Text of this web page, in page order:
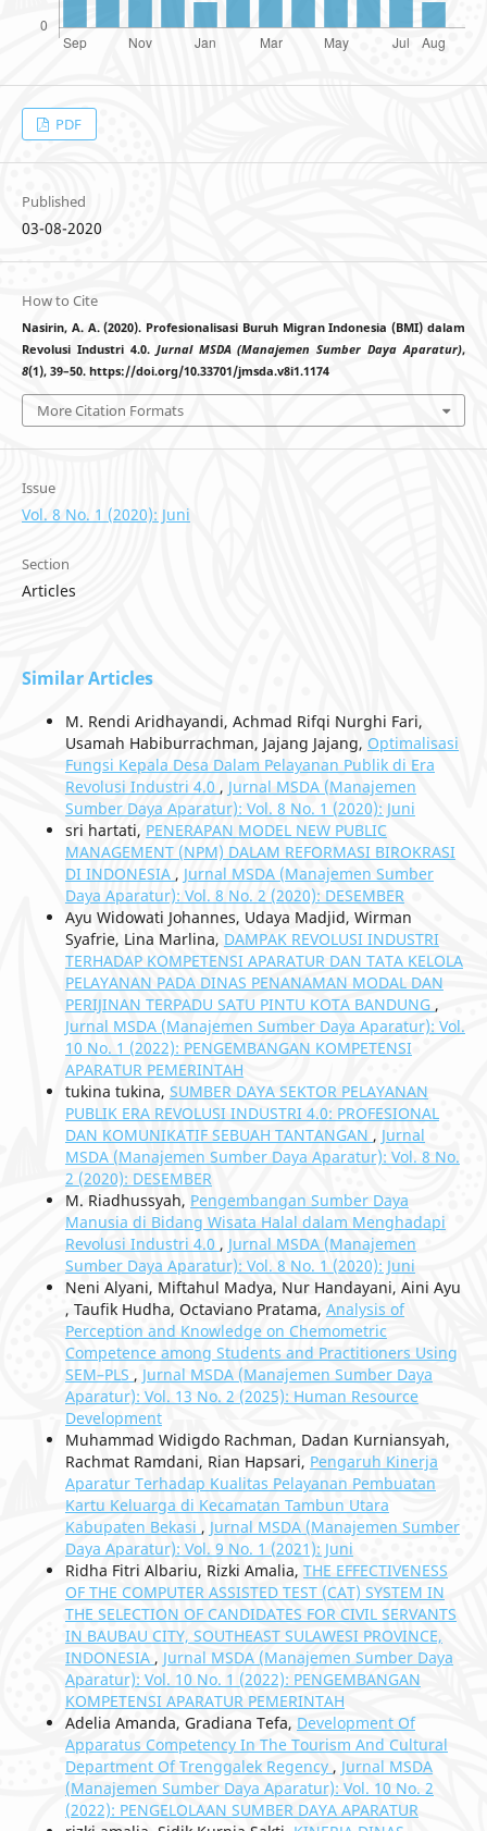
PDF
Published
03-08-2020
How to Cite
Nasirin, A. A. (2020). Profesionalisasi Buruh Migran Indonesia (BMI) dalam
Revolusi Industri 4.0. Jurnal MSDA (Manajemen Sumber Daya Aparatur),
8(1), 39–50. https://doi.org/10.33701/jmsda.v8i1.1174
More Citation Formats
Issue
Vol. 8 No. 1 (2020): Juni
Section
Articles
Similar Articles
M. Rendi Aridhayandi, Achmad Rifqi Nurghi Fari,
Usamah Habiburrachman, Jajang Jajang, Optimalisasi
Fungsi Kepala Desa Dalam Pelayanan Publik di Era
Revolusi Industri 4.0 , Jurnal MSDA (Manajemen
Sumber Daya Aparatur): Vol. 8 No. 1 (2020): Juni
sri hartati, PENERAPAN MODEL NEW PUBLIC
MANAGEMENT (NPM) DALAM REFORMASI BIROKRASI
DI INDONESIA , Jurnal MSDA (Manajemen Sumber
Daya Aparatur): Vol. 8 No. 2 (2020): DESEMBER
Ayu Widowati Johannes, Udaya Madjid, Wirman
Syafrie, Lina Marlina, DAMPAK REVOLUSI INDUSTRI
TERHADAP KOMPETENSI APARATUR DAN TATA KELOLA
PELAYANAN PADA DINAS PENANAMAN MODAL DAN
PERIJINAN TERPADU SATU PINTU KOTA BANDUNG ,
Jurnal MSDA (Manajemen Sumber Daya Aparatur): Vol.
10 No. 1 (2022): PENGEMBANGAN KOMPETENSI
APARATUR PEMERINTAH
tukina tukina, SUMBER DAYA SEKTOR PELAYANAN
PUBLIK ERA REVOLUSI INDUSTRI 4.0: PROFESIONAL
DAN KOMUNIKATIF SEBUAH TANTANGAN , Jurnal
MSDA (Manajemen Sumber Daya Aparatur): Vol. 8 No.
2 (2020): DESEMBER
M. Riadhussyah, Pengembangan Sumber Daya
Manusia di Bidang Wisata Halal dalam Menghadapi
Revolusi Industri 4.0 , Jurnal MSDA (Manajemen
Sumber Daya Aparatur): Vol. 8 No. 1 (2020): Juni
Neni Alyani, Miftahul Madya, Nur Handayani, Aini Ayu
, Taufik Hudha, Octaviano Pratama, Analysis of
Perception and Knowledge on Chemometric
Competence among Students and Practitioners Using
SEM–PLS , Jurnal MSDA (Manajemen Sumber Daya
Aparatur): Vol. 13 No. 2 (2025): Human Resource
Development
Muhammad Widigdo Rachman, Dadan Kurniansyah,
Rachmat Ramdani, Rian Hapsari, Pengaruh Kinerja
Aparatur Terhadap Kualitas Pelayanan Pembuatan
Kartu Keluarga di Kecamatan Tambun Utara
Kabupaten Bekasi , Jurnal MSDA (Manajemen Sumber
Daya Aparatur): Vol. 9 No. 1 (2021): Juni
Ridha Fitri Albariu, Rizki Amalia, THE EFFECTIVENESS
OF THE COMPUTER ASSISTED TEST (CAT) SYSTEM IN
THE SELECTION OF CANDIDATES FOR CIVIL SERVANTS
IN BAUBAU CITY, SOUTHEAST SULAWESI PROVINCE,
INDONESIA , Jurnal MSDA (Manajemen Sumber Daya
Aparatur): Vol. 10 No. 1 (2022): PENGEMBANGAN
KOMPETENSI APARATUR PEMERINTAH
Adelia Amanda, Gradiana Tefa, Development Of
Apparatus Competency In The Tourism And Cultural
Department Of Trenggalek Regency , Jurnal MSDA
(Manajemen Sumber Daya Aparatur): Vol. 10 No. 2
(2022): PENGELOLAAN SUMBER DAYA APARATUR